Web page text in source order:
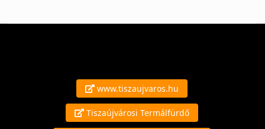
www.tiszaujvaros.hu
Tiszaújvárosi Termálfürdő